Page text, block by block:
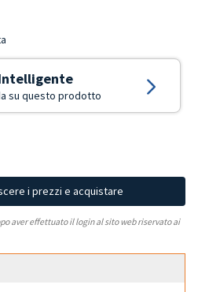
su questo prodotto
i prezzi e acquistare
aver effettuato il login al sito web riservato ai